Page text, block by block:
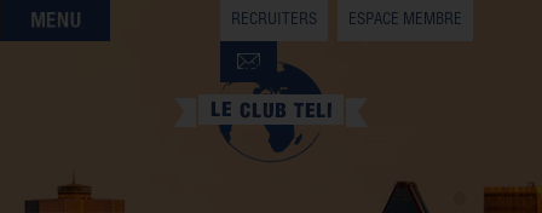
QUI SOMMES-NOUS
QUE CHERCHEZ-VOUS ?
RECRUITERS ESPACE MEMBRE